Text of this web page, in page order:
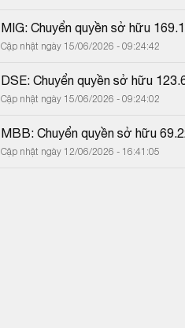
MIG: Chuyển quyền sở hữu
Cập nhật ngày 15/06/2026 - 09:24:42
DSE: Chuyển quyền sở hữu
Cập nhật ngày 15/06/2026 - 09:24:02
MBB: Chuyển quyền sở hữu
Cập nhật ngày 12/06/2026 - 16:41:05